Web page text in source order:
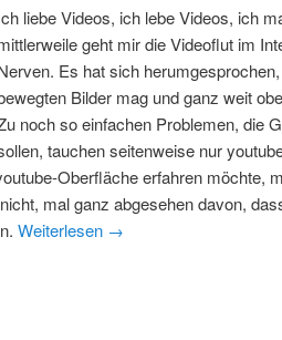
liebe Videos, ich lebe Videos, ich
geht mir die Videoflut im
Es hat sich
Bilder mag und ganz weit
noch so einfachen Problemen, die
tauchen seitenweise nur
Oberfläche erfahren möchte,
mal ganz abgesehen davon,
Weiterlesen →